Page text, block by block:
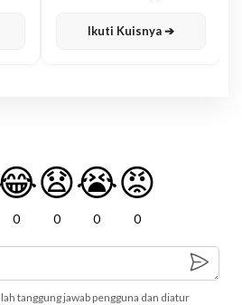
Ikuti Kuisnya ➔
0
😧
0
😭
0
😡
0
tanggung jawab pengguna dan diatur